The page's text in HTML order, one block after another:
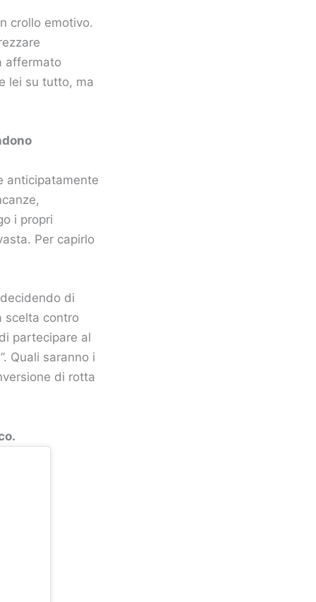
crollo emotivo.
affermato
lei su tutto, ma
anticipatamente
i propri
Per capirlo
di
scelta contro
partecipare al
Quali saranno i
di rotta